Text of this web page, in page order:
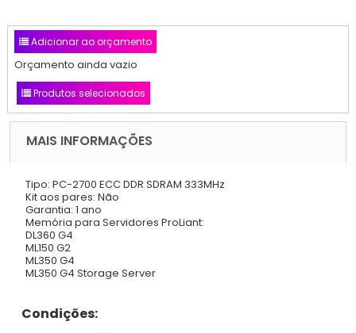
Adicionar ao orçamento
Orçamento ainda vazio
Produtos selecionados
MAIS INFORMAÇÕES
Tipo: PC-2700 ECC DDR SDRAM 333MHz
Kit aos pares: Não
Garantia: 1 ano
Memória para Servidores ProLiant:
DL360 G4
ML150 G2
ML350 G4
ML350 G4 Storage Server
Condições: